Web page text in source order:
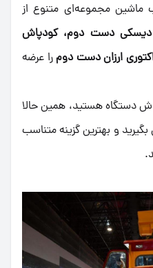
ماشین مجموعه‌ای متنوع از
دست دوم، کودپاش
ارزان دست دومرا عرضه
دستگاه هستید، همین حالا
و بهترین گزینه متناسب